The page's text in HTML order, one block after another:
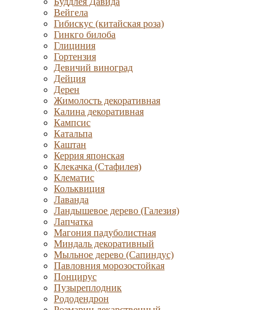
Вейгела
Гибискус (китайская роза)
Гинкго билоба
Глициния
Гортензия
Девичий виноград
Дейция
Дерен
Жимолость декоративная
Калина декоративная
Кампсис
Катальпа
Каштан
Керрия японская
Клекачка (Стафилея)
Клематис
Кольквиция
Лаванда
Ландышевое дерево (Галезия)
Лапчатка
Магония падуболистная
Миндаль декоративный
Мыльное дерево (Сапиндус)
Павловния морозостойкая
Понцирус
Пузыреплодник
Рододендрон